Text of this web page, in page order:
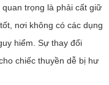
trọng là phải cất giữ
nơi không có các dụng
hiểm. Sự thay đổi
chiếc thuyền dễ bị hư